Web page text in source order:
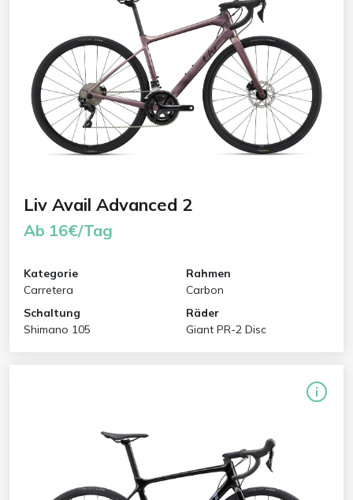
Liv Avail Advanced 2
Ab 16€/Tag
Kategorie
Carretera
Rahmen
Carbon
Schaltung
Shimano 105
Räder
Giant PR-2 Disc